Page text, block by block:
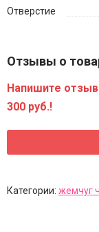
Отверстие
Отзывы о
Напишите отзыв
300 руб.!
Категории: жемчуг